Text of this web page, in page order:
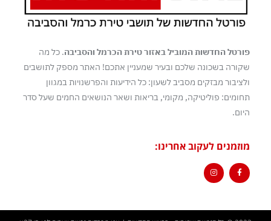
פורטל החדשות המוביל באזור טירת הכרמל והסביבה. כל מה
שקורה בשכונה שלכם ובעיר שמעניין אתכם! האתר מספק לתושבים
ולציבור מבזקים מסביב לשעון: כל הידיעות והפרשנויות במגוון
תחומים: פוליטיקה, מקומי, בריאות ושאר הנושאים החמים שעל סדר
היום.
מוזמנים לעקוב אחרינו: